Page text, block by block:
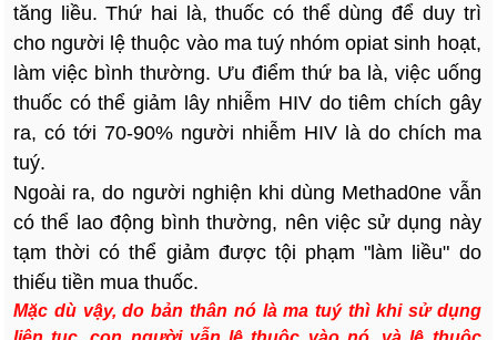
tăng liều. Thứ hai là, thuốc có thể dùng để duy trì
cho người lệ thuộc vào ma tuý nhóm opiat sinh hoạt,
làm việc bình thường. Ưu điểm thứ ba là, việc uống
thuốc có thể giảm lây nhiễm HIV do tiêm chích gây
ra, có tới 70-90% người nhiễm HIV là do chích ma
tuý.
Ngoài ra, do người nghiện khi dùng Methad0ne vẫn
có thể lao động bình thường, nên việc sử dụng này
tạm thời có thể giảm được tội phạm "làm liều" do
thiếu tiền mua thuốc.
Mặc dù vậy, do bản thân nó là ma tuý thì khi sử dụng